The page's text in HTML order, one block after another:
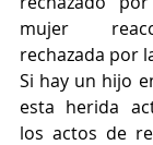
mujer
rechazada por
Si hay un hijo
esta herida
los actos de